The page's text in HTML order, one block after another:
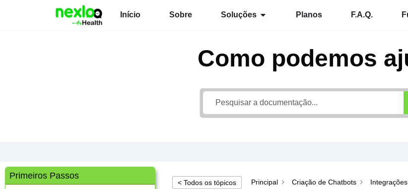
Início Sobre Soluções Abrir Soluções
Planos F.A.Q.
Como podemos
Primeiros Passos
< Todos os tópicos Principal Criação de Chatbots Integrações